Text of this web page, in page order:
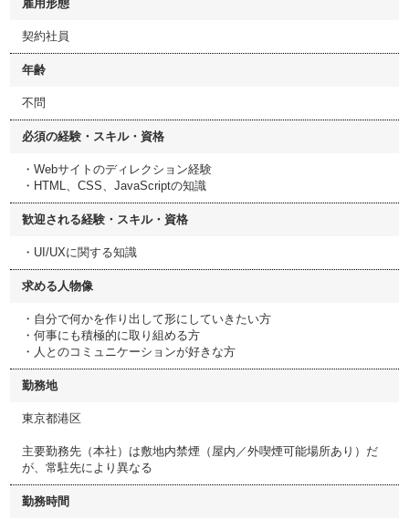
雇用形態
契約社員
年齢
不問
必須の経験・スキル・資格
・Webサイトのディレクション経験
・HTML、CSS、JavaScriptの知識
歓迎される経験・スキル・資格
・UI/UXに関する知識
求める人物像
・自分で何かを作り出して形にしていきたい方
・何事にも積極的に取り組める方
・人とのコミュニケーションが好きな方
勤務地
東京都港区
主要勤務先（本社）は敷地内禁煙（屋内／外喫煙可能場所あり）だ
が、常駐先により異なる
勤務時間